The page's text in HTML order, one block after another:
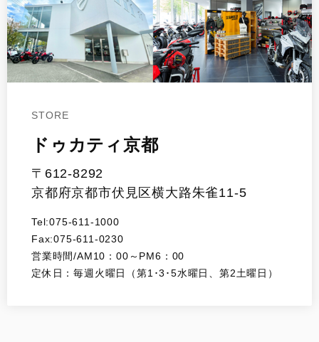
STORE
ドゥカティ京都
〒612-8292
京都府京都市伏見区横大路朱雀11-5
Tel:075-611-1000
Fax:075-611-0230
営業時間/AM10：00～PM6：00
定休日：毎週火曜日（第1･3･5水曜日、第2土曜日）